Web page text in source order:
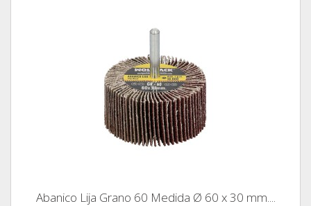
Abanico Lija Grano 60 Medida Ø 60 x 30 mm....